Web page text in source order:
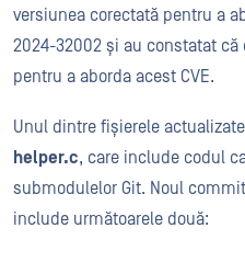
versiunea corectată pentru a
2024-32002 și au constatat
pentru a aborda acest CVE.
Unul dintre fișierele
helper.c, care include codul
submodulelor Git. Noul
include următoarele două: